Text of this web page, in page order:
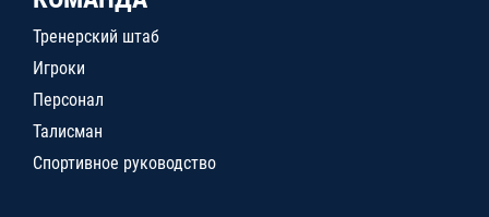
Тренерский штаб
Игроки
Персонал
Талисман
Спортивное руководство